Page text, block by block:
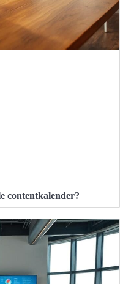
contentkalender?